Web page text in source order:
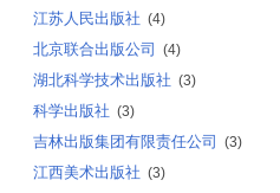
江苏人民出版社 (4)
北京联合出版公司 (4)
湖北科学技术出版社 (3)
科学出版社 (3)
吉林出版集团有限责任公司 (3)
江西美术出版社 (3)